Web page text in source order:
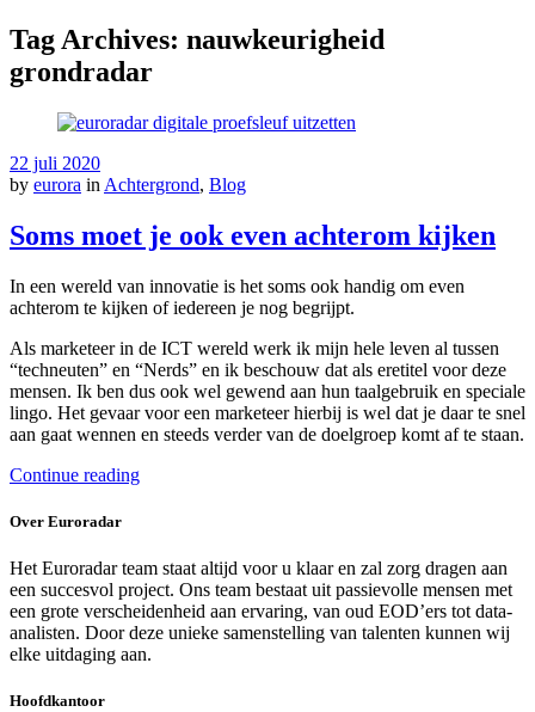
Tag Archives: nauwkeurigheid
grondradar
22 juli 2020
by eurora in Achtergrond, Blog
Soms moet je ook even achterom kijken
In een wereld van innovatie is het soms ook handig om even
achterom te kijken of iedereen je nog begrijpt.
Als marketeer in de ICT wereld werk ik mijn hele leven al tussen
“techneuten” en “Nerds” en ik beschouw dat als eretitel voor deze
mensen. Ik ben dus ook wel gewend aan hun taalgebruik en speciale
lingo. Het gevaar voor een marketeer hierbij is wel dat je daar te snel
aan gaat wennen en steeds verder van de doelgroep komt af te staan.
Continue reading
Over Euroradar
Het Euroradar team staat altijd voor u klaar en zal zorg dragen aan
een succesvol project. Ons team bestaat uit passievolle mensen met
een grote verscheidenheid aan ervaring, van oud EOD’ers tot data-
analisten. Door deze unieke samenstelling van talenten kunnen wij
elke uitdaging aan.
Hoofdkantoor